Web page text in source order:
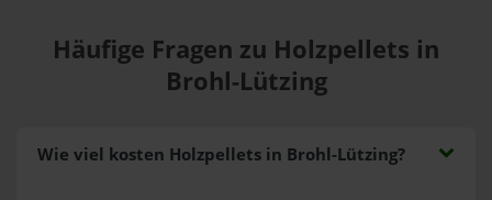
Häufige Fragen zu Holzpellets in
Brohl-Lützing
Wie viel kosten Holzpellets in Brohl-Lützing?